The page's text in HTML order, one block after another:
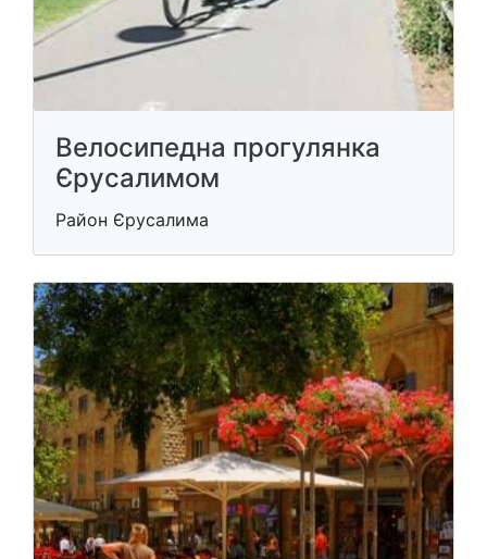
Велосипедна прогулянка
Єрусалимом
Район Єрусалима